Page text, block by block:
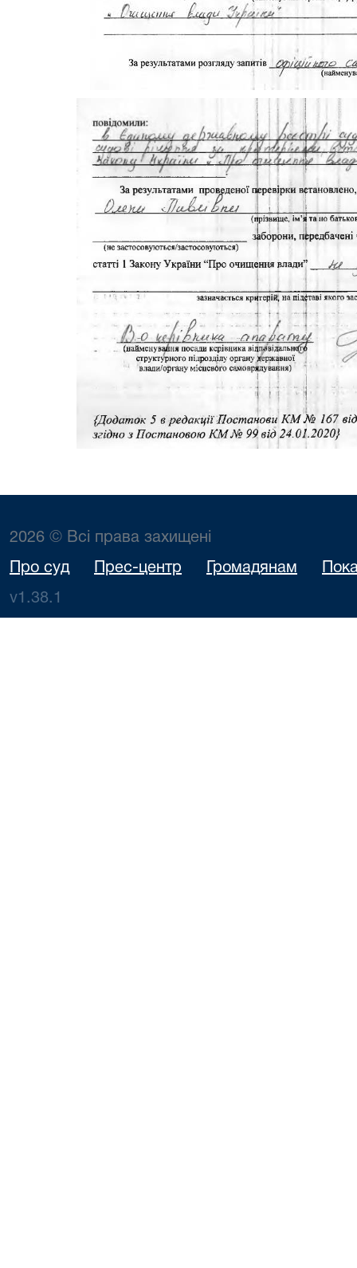
2026 © Всі права захищені
Про суд Прес-центр Громадянам
v1.38.1